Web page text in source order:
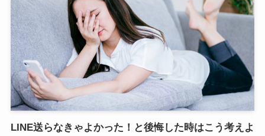
LINE送らなきゃよかった！と後悔した時はこう考えよ